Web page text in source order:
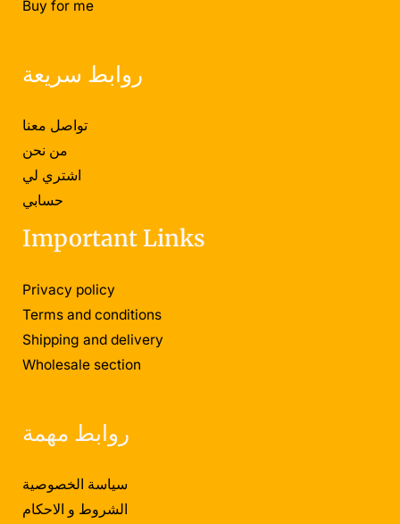
Buy for me
روابط سريعة
تواصل معنا
من نحن
اشتري لي
حسابي
Important Links
Privacy policy
Terms and conditions
Shipping and delivery
Wholesale section
روابط مهمة
سياسة الخصوصية
الشروط و الاحكام